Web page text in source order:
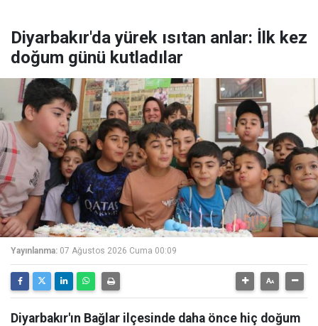
Diyarbakır'da yürek ısıtan anlar: İlk kez
doğum günü kutladılar
Yayınlanma: 07 Ağustos 2026 Cuma 00:09
Diyarbakır'ın Bağlar ilçesinde daha önce hiç doğum